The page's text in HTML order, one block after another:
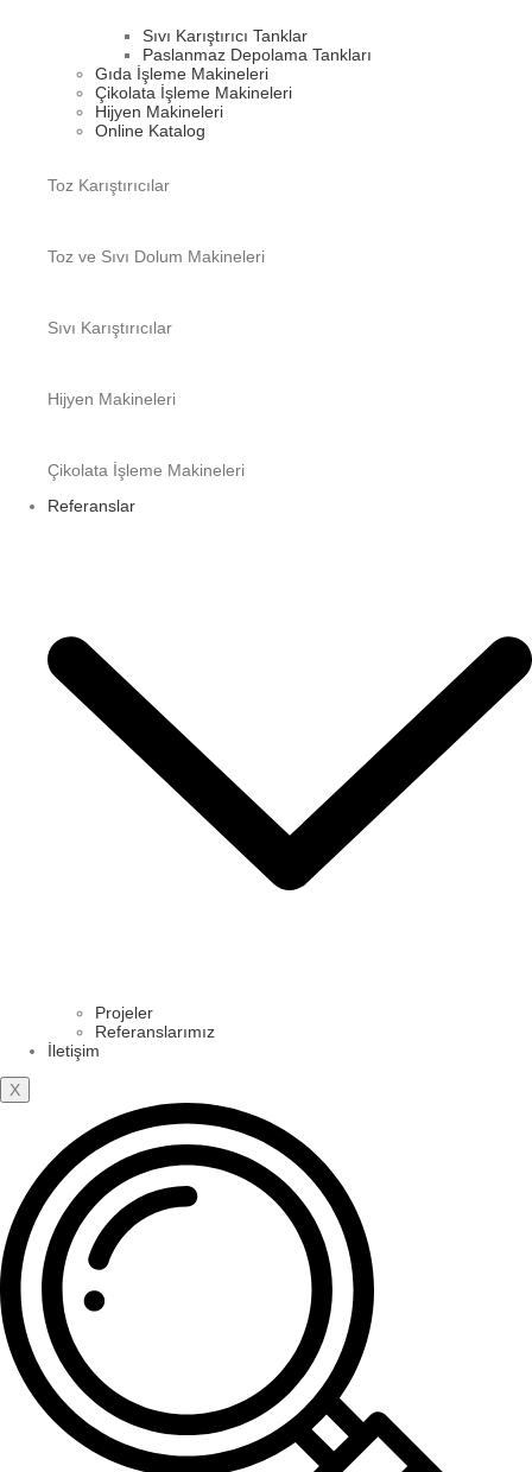
Sıvı Karıştırıcı Tanklar
Paslanmaz Depolama Tankları
Gıda İşleme Makineleri
Çikolata İşleme Makineleri
Hijyen Makineleri
Online Katalog
Toz Karıştırıcılar
Toz ve Sıvı Dolum Makineleri​
Sıvı Karıştırıcılar
Hijyen Makineleri
Çikolata İşleme Makineleri
Referanslar
Projeler
Referanslarımız
İletişim
X